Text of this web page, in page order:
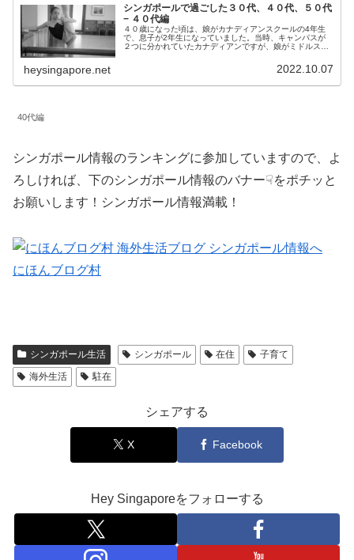
シンガポールで過ごした３０代、４０代、５０代
− ４０代編
４０歳になった頃は、娘がカナディアンスクールの4年生
で、息子が2年生になっていました。当時、キャンパスが
２つに分かれていたカナディアンですが、娘がミドルスク
heysingapore.net 2022.10.07
40代編
シンガポール情報のランキングに参加していますので、よ
ろしければ、下のシンガポール情報のバナー☟をポチッと
お願いします！シンガポール情報満載！
にほんブログ村
シンガポール生活 シンガポール 在住
子育て
海外生活
駐在
シェアする
X Facebook
Hey Singaporeをフォローする